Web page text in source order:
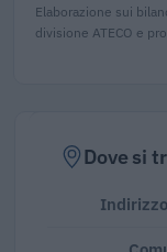
Elaborazione sui
divisione ATECO e
Dove si